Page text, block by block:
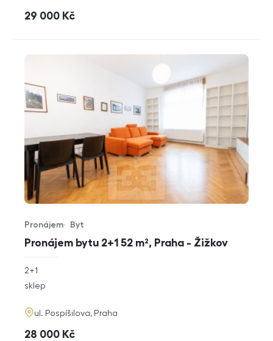
cena
29 000 Kč
Pronájem bytu 2+1 52 m², Praha - Žižkov
Typ nabídky
Pronájem
Typ nemovitosti
Byt
rozměry
2+1
funkce
sklep
adresa
ul. Pospíšilova, Praha
cena
28 000 Kč